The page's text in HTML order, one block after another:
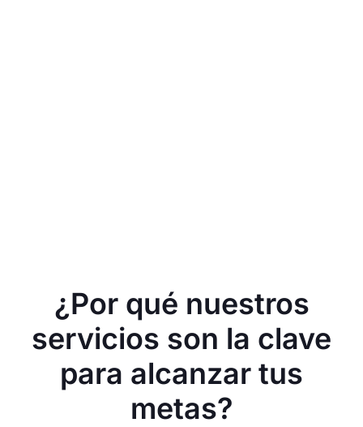
¿Por qué nuestros
servicios son la clave
para alcanzar tus
metas?